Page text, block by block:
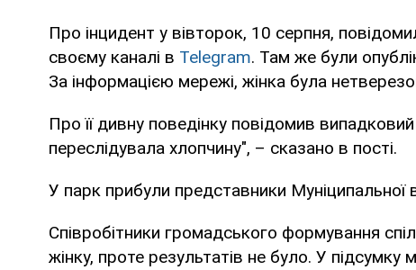
Про інцидент у вівторок, 10 серпня,
своєму каналі в Telegram. Там же були
За інформацією мережі, жінка була
Про її дивну поведінку повідомив
переслідувала хлопчину", – сказано в пості.
У парк прибули представники Муніципальної
Співробітники громадського формування
жінку, проте результатів не було. У